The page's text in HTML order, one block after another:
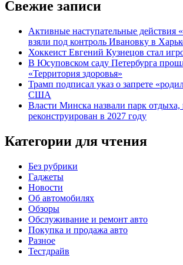
Свежие записи
Активные наступательные
взяли под контроль Ивановку в
Хоккеист Евгений Кузнецов стал
В Юсуповском саду Петербурга
«Территория здоровья»
Трамп подписал указ о запрете
США
Власти Минска назвали парк отдыха,
реконструирован в 2027 году
Категории для чтения
Без рубрики
Гаджеты
Новости
Об автомобилях
Обзоры
Обслуживание и ремонт авто
Покупка и продажа авто
Разное
Тестдрайв